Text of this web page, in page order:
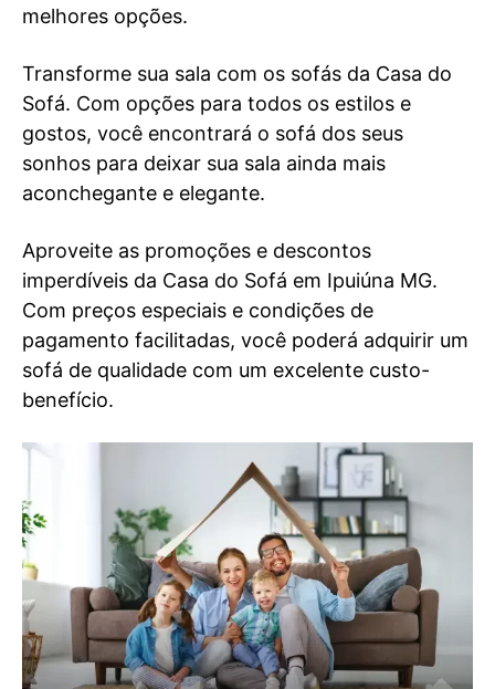
melhores opções.
Transforme sua sala com os sofás da Casa do
Sofá. Com opções para todos os estilos e
gostos, você encontrará o sofá dos seus
sonhos para deixar sua sala ainda mais
aconchegante e elegante.
Aproveite as promoções e descontos
imperdíveis da Casa do Sofá em Ipuiúna MG.
Com preços especiais e condições de
pagamento facilitadas, você poderá adquirir um
sofá de qualidade com um excelente custo-
benefício.